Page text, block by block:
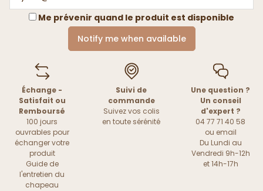
Me prévenir quand le produit est disponible
Notify me when available
Échange -
Satisfait ou
Remboursé
100 jours
ouvrables pour
échanger votre
produit
Guide de
l'entretien du
chapeau
Suivi de
commande
Suivez vos colis
en toute sérénité
Une question ?
Un conseil
d'expert ?
04 77 71 40 58
ou email
Du Lundi au
Vendredi 9h-12h
et 14h-17h